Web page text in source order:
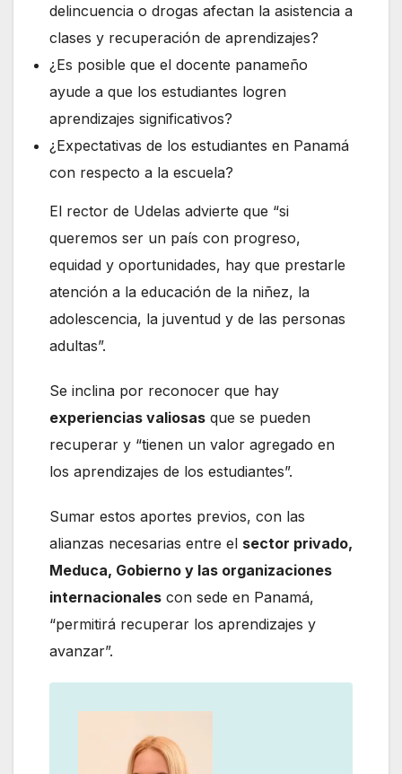
delincuencia o drogas afectan la asistencia a
clases y recuperación de aprendizajes?
¿Es posible que el docente panameño
ayude a que los estudiantes logren
aprendizajes significativos?
¿Expectativas de los estudiantes en Panamá
con respecto a la escuela?
El rector de Udelas advierte que “si
queremos ser un país con progreso,
equidad y oportunidades, hay que prestarle
atención a la educación de la niñez, la
adolescencia, la juventud y de las personas
adultas”.
Se inclina por reconocer que hay
experiencias valiosas que se pueden
recuperar y “tienen un valor agregado en
los aprendizajes de los estudiantes”.
Sumar estos aportes previos, con las
alianzas necesarias entre el sector privado,
Meduca, Gobierno y las organizaciones
internacionales con sede en Panamá,
“permitirá recuperar los aprendizajes y
avanzar”.